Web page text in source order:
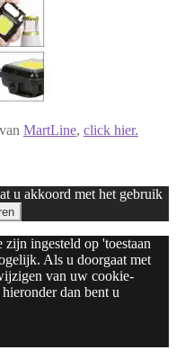
MartLine, click hier.
u akkoord met het gebruik
ingesteld op 'toestaan
Als u doorgaat met
van uw cookie-
dan bent u